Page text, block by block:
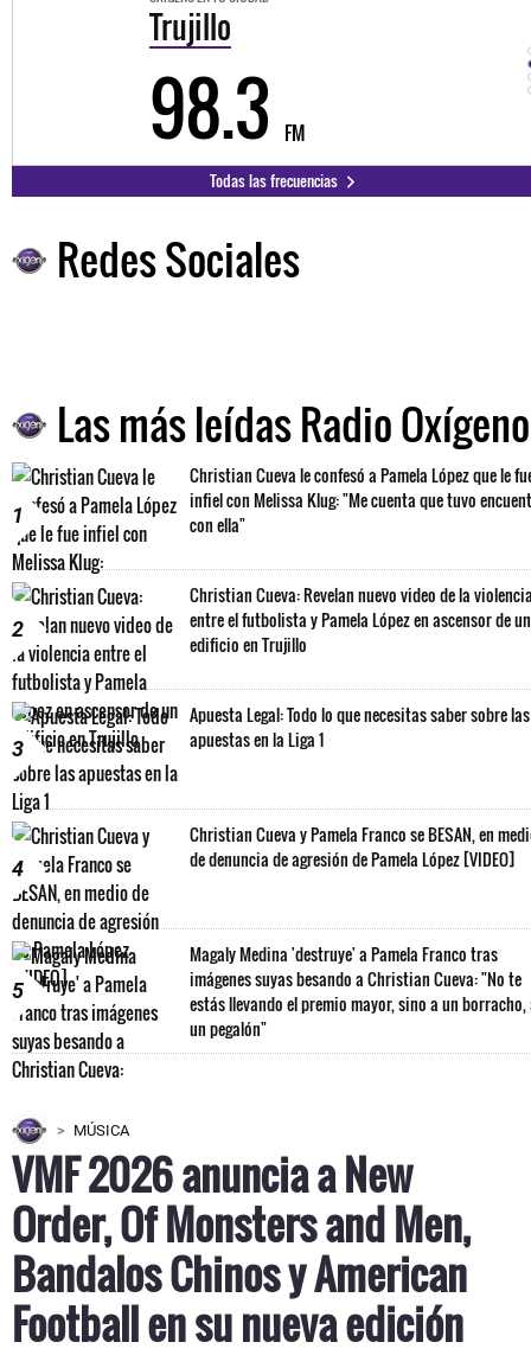
98.3 FM
Todas las frecuencias
Redes Sociales
Las más leídas Radio Oxígeno
1
Christian Cueva le confesó a Pamela López que le
infiel con Melissa Klug: "Me cuenta que tuvo
con ella"
2
Christian Cueva: Revelan nuevo video de la
entre el futbolista y Pamela López en ascensor de un
edificio en Trujillo
3
Apuesta Legal: Todo lo que necesitas saber sobre las
apuestas en la Liga 1
4
Christian Cueva y Pamela Franco se BESAN, en
de denuncia de agresión de Pamela López [VIDEO]
5
Magaly Medina 'destruye' a Pamela Franco tras
imágenes suyas besando a Christian Cueva: "No te
estás llevando el premio mayor, sino a un borracho,
un pegalón"
MÚSICA
VMF 2026 anuncia a New
Order, Of Monsters and Men,
Bandalos Chinos y American
Football en su nueva edición